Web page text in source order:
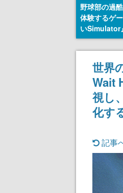
野球部の過
体験するゲ
いSimulator
のウィッシ
とにチェコ
SNSで話題
ダム・カム
ェコのプロ
称賛の声
世界
Wait
視し
化す
記事